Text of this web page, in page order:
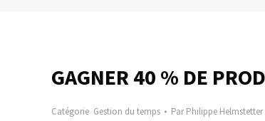
GAGNER 40 % DE
Catégorie Gestion du temps ParPhilippe Helmstetter